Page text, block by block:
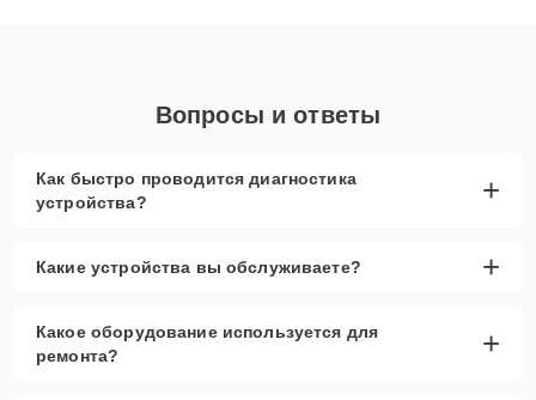
Вопросы и ответы
Как быстро проводится диагностика
устройства?
+
Какие устройства вы обслуживаете? +
Какое оборудование используется для
ремонта?
+